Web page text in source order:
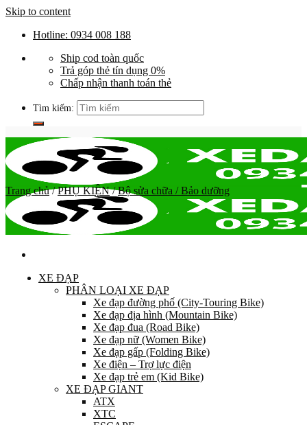
Skip to content
Hotline: 0934 008 188
Ship cod toàn quốc
Trả góp thẻ tín dụng 0%
Chấp nhận thanh toán thẻ
Tìm kiếm:
XE ĐẠP
PHÂN LOẠI XE ĐẠP
Xe đạp đường phố (City-Touring Bike)
Xe đạp địa hình (Mountain Bike)
Xe đạp đua (Road Bike)
Xe đạp nữ (Women Bike)
Xe đạp gấp (Folding Bike)
Xe điện – Trợ lực điện
Xe đạp trẻ em (Kid Bike)
XE ĐẠP GIANT
ATX
XTC
Trang chủ / PHỤ KIỆN / Bộ sửa chữa / Bảo dưỡng